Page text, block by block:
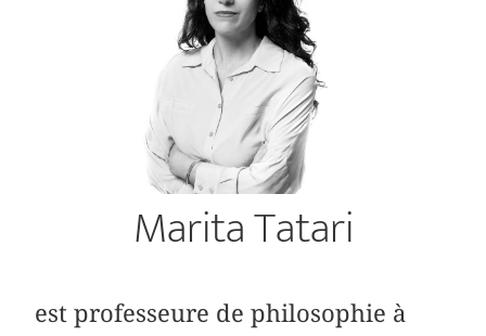
Marita Tatari
est professeure de philosophie à